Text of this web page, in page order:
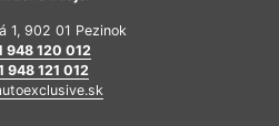
1, 902 01 Pezinok
948 120 012
948 121 012